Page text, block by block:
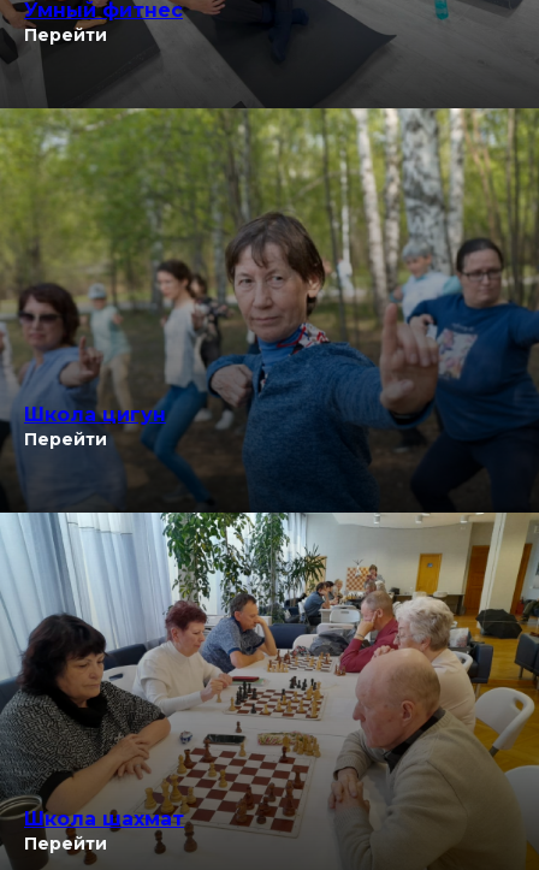
Умный фитнес
Перейти
Школа цигун
Перейти
Школа шахмат
Перейти